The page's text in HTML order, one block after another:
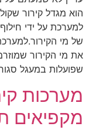
הוא מגדל קירור
למערכת על ידי
של מי
את מי הקירור
שפועלות במעגל
מערכות
מקפיאים